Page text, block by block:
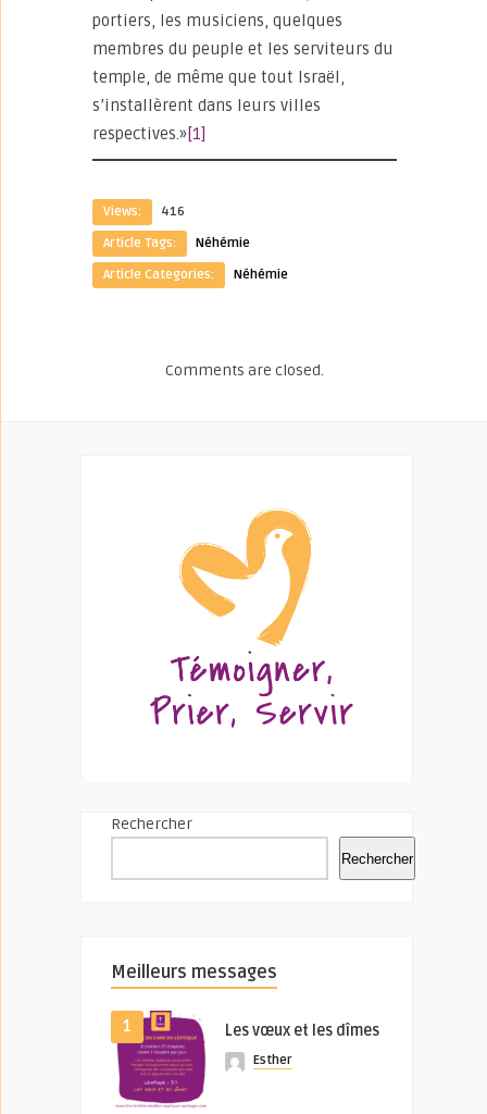
portiers, les musiciens, quelques
membres du peuple et les serviteurs du
temple, de même que tout Israël,
s’installèrent dans leurs villes
respectives.» [1]
Views:
416
Article Tags:
Néhémie
Article Categories:
Néhémie
Comments are closed.
Rechercher
Rechercher
Meilleurs messages
1 Les vœux et les dîmes
Esther